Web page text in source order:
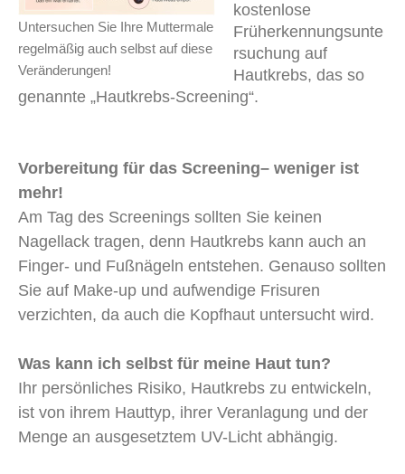
Untersuchen Sie Ihre Muttermale
regelmäßig auch selbst auf diese
Veränderungen!
kostenlose
Früherkennungsunte
rsuchung auf
Hautkrebs, das so
genannte „Hautkrebs-Screening“.
Vorbereitung für das Screening– weniger ist
mehr!
Am Tag des Screenings sollten Sie keinen
Nagellack tragen, denn Hautkrebs kann auch an
Finger- und Fußnägeln entstehen. Genauso sollten
Sie auf Make-up und aufwendige Frisuren
verzichten, da auch die Kopfhaut untersucht wird.
Was kann ich selbst für meine Haut tun?
Ihr persönliches Risiko, Hautkrebs zu entwickeln,
ist von ihrem Hauttyp, ihrer Veranlagung und der
Menge an ausgesetztem UV-Licht abhängig.